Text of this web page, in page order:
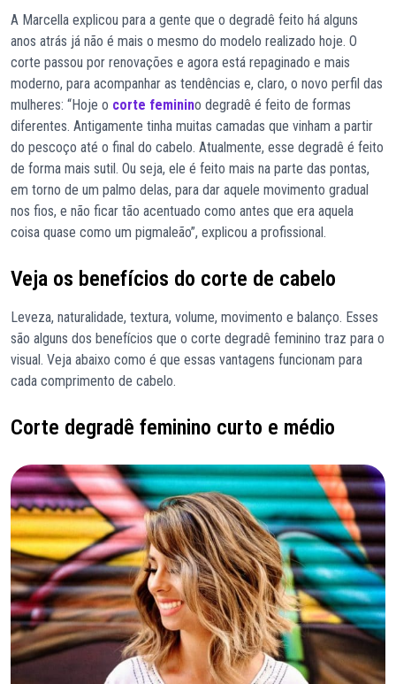
A Marcella explicou para a gente que o degradê feito há alguns
anos atrás já não é mais o mesmo do modelo realizado hoje. O
corte passou por renovações e agora está repaginado e mais
moderno, para acompanhar as tendências e, claro, o novo perfil das
mulheres: “Hoje o corte feminino degradê é feito de formas
diferentes. Antigamente tinha muitas camadas que vinham a partir
do pescoço até o final do cabelo. Atualmente, esse degradê é feito
de forma mais sutil. Ou seja, ele é feito mais na parte das pontas,
em torno de um palmo delas, para dar aquele movimento gradual
nos fios, e não ficar tão acentuado como antes que era aquela
coisa quase como um pigmaleão”, explicou a profissional.
Veja os benefícios do corte de cabelo
Leveza, naturalidade, textura, volume, movimento e balanço. Esses
são alguns dos benefícios que o corte degradê feminino traz para o
visual. Veja abaixo como é que essas vantagens funcionam para
cada comprimento de cabelo.
Corte degradê feminino curto e médio